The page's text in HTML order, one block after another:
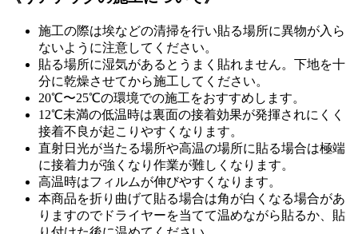
施工の際は埃などの清掃を行い貼る場所に異物が入ら
ないように注意してください。
貼る場所に湿気があるとうまく貼れません。下地を十
分に乾燥させてから施工してください。
20℃〜25℃の環境での施工をおすすめします。
12℃未満の低温時は裏面の接着効果が発揮されにくく
接着不良が起こりやすくなります。
直射日光が当たる場所や高温の場所に貼る場合は極端
に接着力が強くなり作業が難しくなります。
高温時はフィルムが伸びやすくなります。
本商品を折り曲げて貼る場合は角が白くなる場合があ
りますのでドライヤーを当てて温めながら貼るか、貼